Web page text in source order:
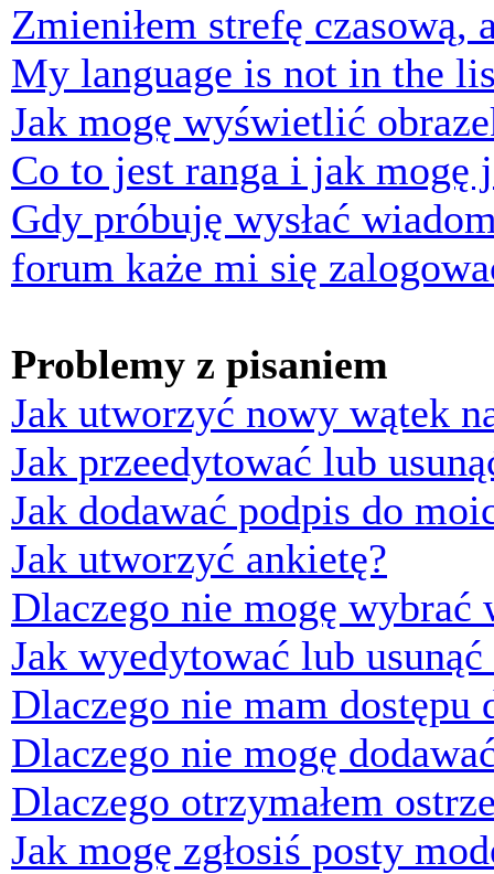
Zmieniłem strefę czasową,
My language is not in the
Jak mogę wyświetlić
Co to jest ranga i jak mogę
Gdy próbuję wysłać
forum każe mi się
Problemy z pisaniem
Jak utworzyć nowy wątek
Jak przeedytować lub
Jak dodawać podpis do
Jak utworzyć ankietę?
Dlaczego nie mogę wybrać
Jak wyedytować lub usunąć
Dlaczego nie mam dostępu
Dlaczego nie mogę
Dlaczego otrzymałem
Jak mogę zgłosiś posty